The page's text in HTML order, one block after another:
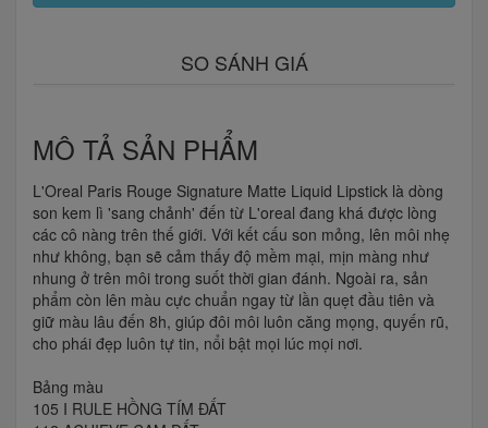
SO SÁNH GIÁ
MÔ TẢ SẢN PHẨM
L'Oreal Paris Rouge Signature Matte Liquid Lipstick là dòng
son kem lì 'sang chảnh' đến từ L'oreal đang khá được lòng
các cô nàng trên thế giới. Với kết cấu son mỏng, lên môi nhẹ
như không, bạn sẽ cảm thấy độ mềm mại, mịn màng như
nhung ở trên môi trong suốt thời gian đánh. Ngoài ra, sản
phẩm còn lên màu cực chuẩn ngay từ lần quẹt đầu tiên và
giữ màu lâu đến 8h, giúp đôi môi luôn căng mọng, quyến rũ,
cho phái đẹp luôn tự tin, nổi bật mọi lúc mọi nơi.
Bảng màu
105 I RULE HỒNG TÍM ĐẤT